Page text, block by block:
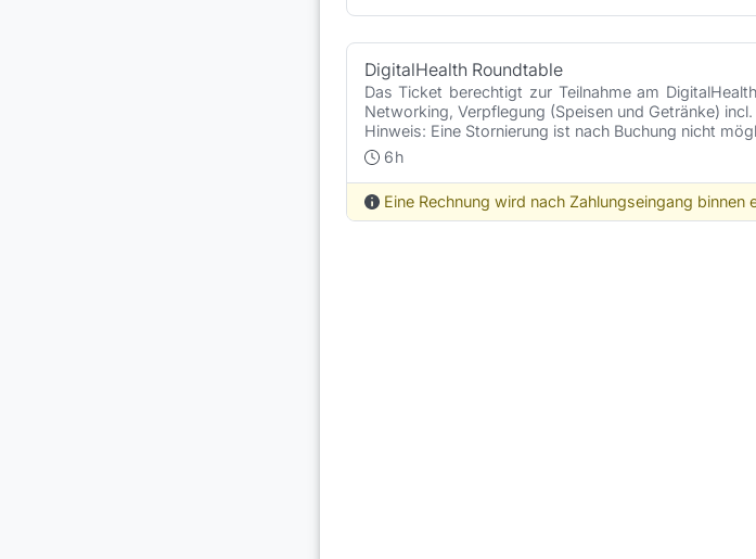
DigitalHealth Roundtable
Das Ticket berechtigt zur Teilnahme am
Networking, Verpflegung (Speisen und Getränke) incl.
Hinweis: Eine Stornierung ist nach Buchung nicht
6h
Eine Rechnung wird nach Zahlungseingang binnen